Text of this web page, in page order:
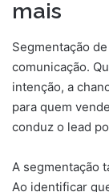
mais
Segmentação
comunicação.
intenção, a
para quem
conduz o lead
A segmentação
Ao identificar